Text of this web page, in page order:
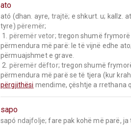
ato
ató (dhan. ayre, trajtë; e shkurt. u; kallz.
tyre) përemër;
1. përemër vetor; tregon shumë frymorë
përmendura më parë: le të vijnë edhe
përmuajshmet e grave.
2. përemër dëftor; tregon shumë
përmendura më parë se të tjera (kur
përgjithësi mendime, çështje a rrethana
sapo
sapó ndajfolje; fare pak kohë më parë, ja